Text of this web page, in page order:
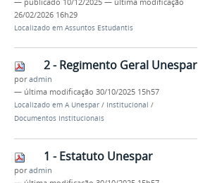
26/02/2026 16h29
Localizado em Assuntos Estudantis
2 - Regimento Geral Unespar
poradmin
— última modificação 30/10/2025 15h57
Localizado em A Unespar / Institucional /
Documentos Institucionais
1 - Estatuto Unespar
poradmin